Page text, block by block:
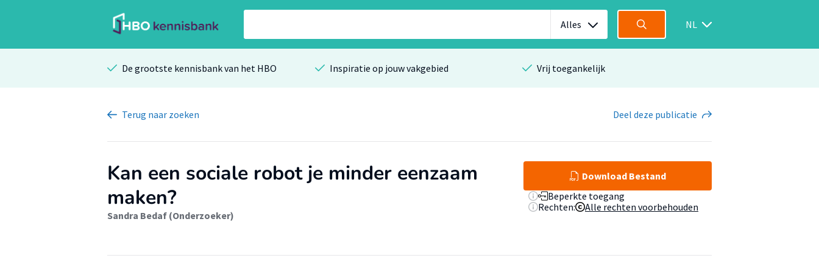
Alles NL
De grootste kennisbank van het HBO Inspiratie op jouw vakgebied Vrij toegankelijk
Terug naar zoeken Deel deze publicatie
Kan een sociale robot je minder eenzaam
maken?
Sandra Bedaf (Onderzoeker)
Download Bestand
Beperkte toegang
Rechten:
Alle rechten voorbehouden